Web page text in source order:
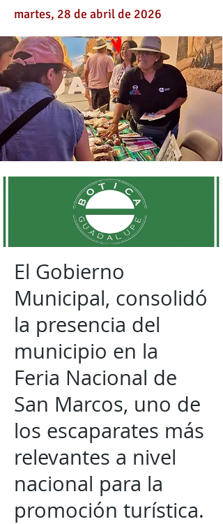
martes, 28 de abril de 2026
El Gobierno
Municipal, consolidó
la presencia del
municipio en la
Feria Nacional de
San Marcos, uno de
los escaparates más
relevantes a nivel
nacional para la
promoción turística.